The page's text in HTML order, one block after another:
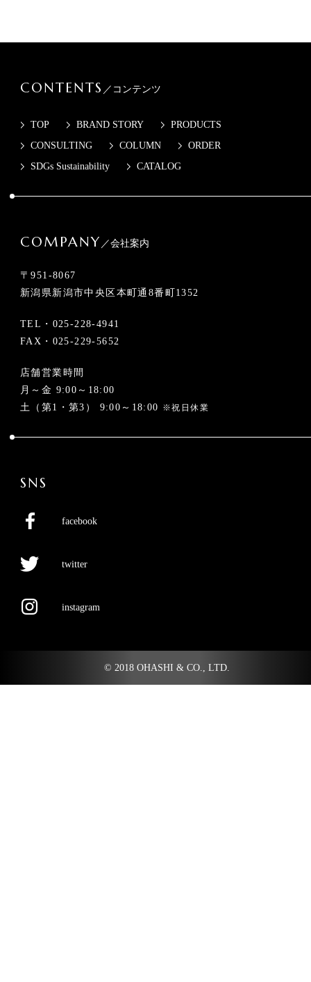
CONTENTS ／コンテンツ
TOP BRAND STORY
PRODUCTS
CONSULTING
COLUMN
ORDER
SDGs Sustainability
CATALOG
COMPANY ／会社案内
〒951-8067
新潟県新潟市中央区本町通8番町1352
TEL・ 025-228-4941
FAX・025-229-5652
店舗営業時間
月～金 9:00～18:00
土（第1・第3） 9:00～18:00 ※祝日休業
SNS
facebook
twitter
instagram
© 2018 OHASHI & CO., LTD.